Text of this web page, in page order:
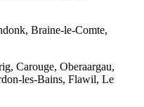
Braine-le-Comte,
Carouge, Oberaargau,
les-Bains, Flawil, Le